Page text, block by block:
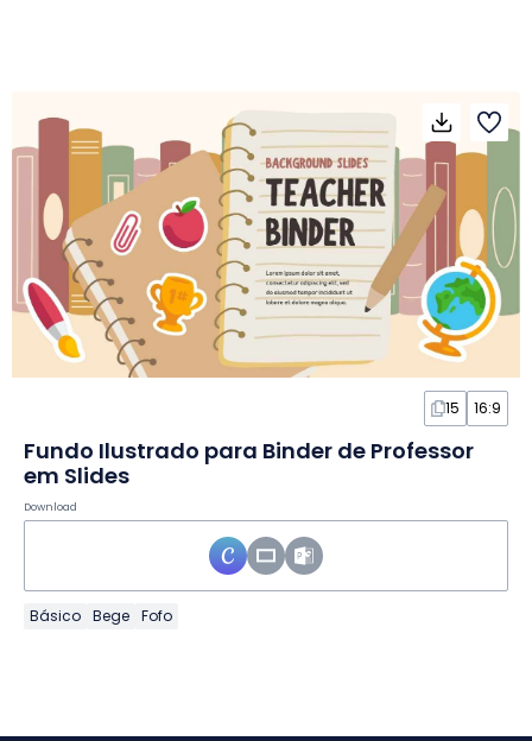
15 16:9
Fundo Ilustrado para Binder de Professor
em Slides
Download
Básico Bege Fofo